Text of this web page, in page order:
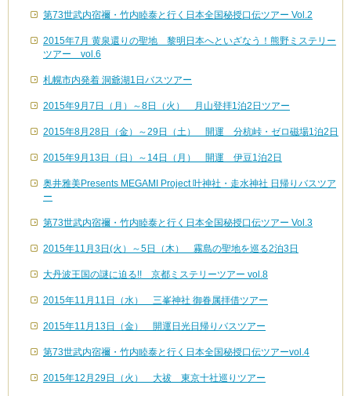
第73世武内宿禰・竹内睦泰と行く日本全国秘授口伝ツアー Vol.2
2015年7月 黄泉還りの聖地 黎明日本へといざなう！熊野ミステリー
ツアー vol.6
札幌市内発着 洞爺湖1日バスツアー
2015年9月7日（月）～8日（火） 月山登拝1泊2日ツアー
2015年8月28日（金）～29日（土） 開運 分杭峠・ゼロ磁場1泊2日
2015年9月13日（日）～14日（月） 開運 伊豆1泊2日
奥井雅美Presents MEGAMI Project 叶神社・走水神社 日帰りバスツア
ー
第73世武内宿禰・竹内睦泰と行く日本全国秘授口伝ツアー Vol.3
2015年11月3日(火）～5日（木） 霧島の聖地を巡る2泊3日
大丹波王国の謎に迫る!! 京都ミステリーツアー vol.8
2015年11月11日（水） 三峯神社 御眷属拝借ツアー
2015年11月13日（金） 開運日光日帰りバスツアー
第73世武内宿禰・竹内睦泰と行く日本全国秘授口伝ツアーvol.4
2015年12月29日（火） 大祓 東京十社巡りツアー